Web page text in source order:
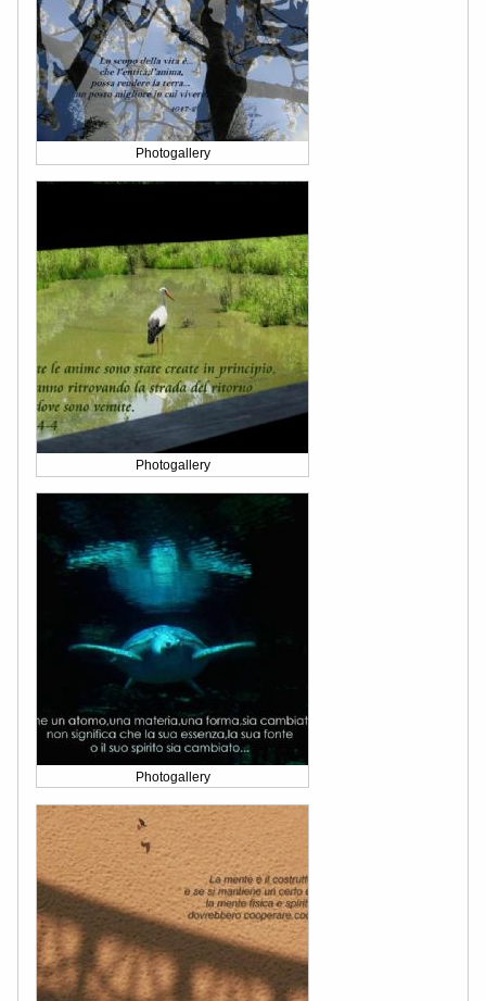
Photogallery
Photogallery
Photogallery